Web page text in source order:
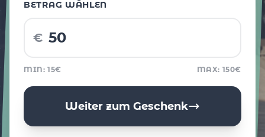
BETRAG WÄHLEN
€
MIN: 15€ MAX: 150€
Weiter zum Geschenk